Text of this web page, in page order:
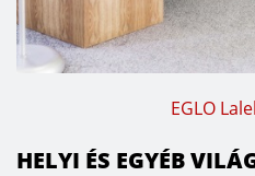
EGLO
HELYI ÉS EGYÉB